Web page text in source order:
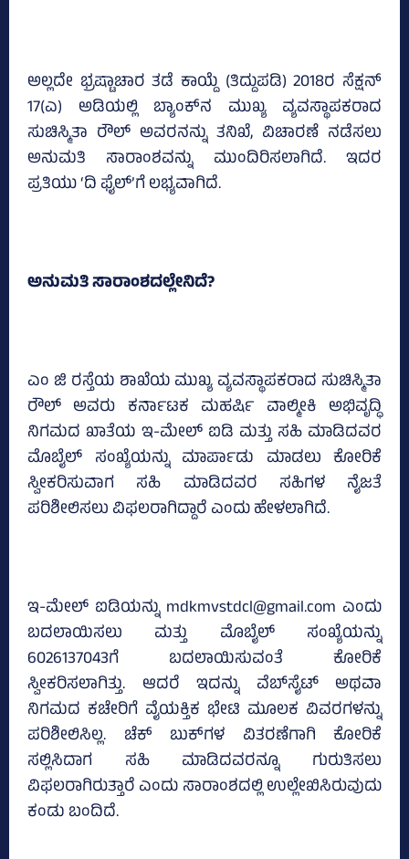
ಅಲ್ಲದೇ ಭ್ರಷ್ಟಾಚಾರ ತಡೆ ಕಾಯ್ದೆ (ತಿದ್ದುಪಡಿ) 2018ರ ಸೆಕ್ಷನ್‌
17(ಎ) ಅಡಿಯಲ್ಲಿ ಬ್ಯಾಂಕ್‌ನ ಮುಖ್ಯ ವ್ಯವಸ್ಥಾಪಕರಾದ
ಸುಚಿಸ್ಮಿತಾ ರೌಲ್‌ ಅವರನನ್ನು ತನಿಖೆ, ವಿಚಾರಣೆ ನಡೆಸಲು
ಅನುಮತಿ ಸಾರಾಂಶವನ್ನು ಮುಂದಿರಿಸಲಾಗಿದೆ. ಇದರ
ಪ್ರತಿಯು ‘ದಿ ಫೈಲ್‌’ಗೆ ಲಭ್ಯವಾಗಿದೆ.
ಅನುಮತಿ ಸಾರಾಂಶದಲ್ಲೇನಿದೆ?
ಎಂ ಜಿ ರಸ್ತೆಯ ಶಾಖೆಯ ಮುಖ್ಯ ವ್ಯವಸ್ಥಾಪಕರಾದ ಸುಚಿಸ್ಮಿತಾ
ರೌಲ್‌ ಅವರು ಕರ್ನಾಟಕ ಮಹರ್ಷಿ ವಾಲ್ಮೀಕಿ ಅಭಿವೃದ್ಧಿ
ನಿಗಮದ ಖಾತೆಯ ಇ-ಮೇಲ್‌ ಐಡಿ ಮತ್ತು ಸಹಿ ಮಾಡಿದವರ
ಮೊಬೈಲ್‌ ಸಂಖ್ಯೆಯನ್ನು ಮಾರ್ಪಾಡು ಮಾಡಲು ಕೋರಿಕೆ
ಸ್ವೀಕರಿಸುವಾಗ ಸಹಿ ಮಾಡಿದವರ ಸಹಿಗಳ ನೈಜತೆ
ಪರಿಶೀಲಿಸಲು ವಿಫಲರಾಗಿದ್ದಾರೆ ಎಂದು ಹೇಳಲಾಗಿದೆ.
ಇ-ಮೇಲ್‌ ಐಡಿಯನ್ನು mdkmvstdcl@gmail.com ಎಂದು
ಬದಲಾಯಿಸಲು ಮತ್ತು ಮೊಬೈಲ್‌ ಸಂಖ್ಯೆಯನ್ನು
6026137043ಗೆ ಬದಲಾಯಿಸುವಂತೆ ಕೋರಿಕೆ
ಸ್ವೀಕರಿಸಲಾಗಿತ್ತು. ಆದರೆ ಇದನ್ನು ವೆಬ್‌ಸೈಟ್‌ ಅಥವಾ
ನಿಗಮದ ಕಚೇರಿಗೆ ವೈಯಕ್ತಿಕ ಭೇಟಿ ಮೂಲಕ ವಿವರಗಳನ್ನು
ಪರಿಶೀಲಿಸಿಲ್ಲ. ಚೆಕ್‌ ಬುಕ್‌ಗಳ ವಿತರಣೆಗಾಗಿ ಕೋರಿಕೆ
ಸಲ್ಲಿಸಿದಾಗ ಸಹಿ ಮಾಡಿದವರನ್ನೂ ಗುರುತಿಸಲು
ವಿಫಲರಾಗಿರುತ್ತಾರೆ ಎಂದು ಸಾರಾಂಶದಲ್ಲಿ ಉಲ್ಲೇಖಿಸಿರುವುದು
ಕಂಡು ಬಂದಿದೆ.